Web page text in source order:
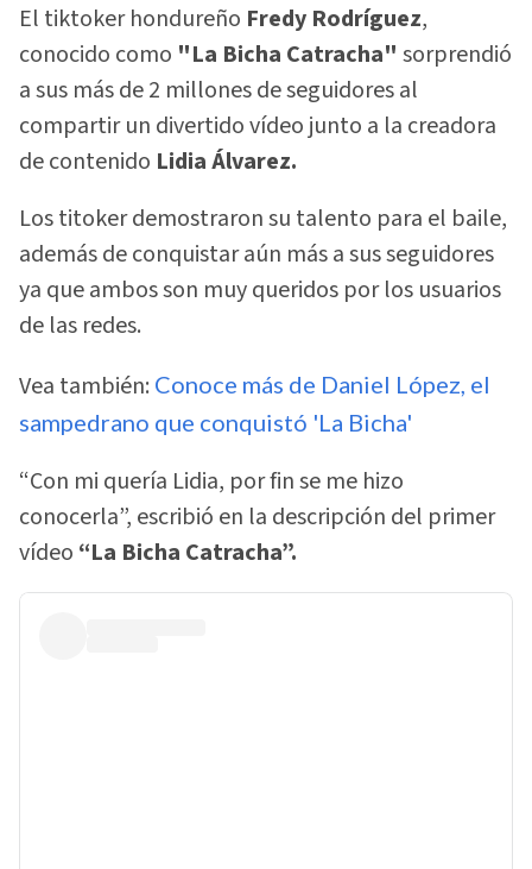
El tiktoker hondureño Fredy Rodríguez,
conocido como "La Bicha Catracha" sorprendió
a sus más de 2 millones de seguidores al
compartir un divertido vídeo junto a la creadora
de contenido Lidia Álvarez.
Los titoker demostraron su talento para el baile,
además de conquistar aún más a sus seguidores
ya que ambos son muy queridos por los usuarios
de las redes.
Vea también: Conoce más de Daniel López, el
sampedrano que conquistó 'La Bicha'
“Con mi quería Lidia, por fin se me hizo
conocerla”, escribió en la descripción del primer
vídeo “La Bicha Catracha”.